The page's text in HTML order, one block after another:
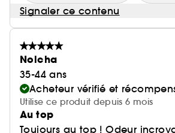
Signaler ce contenu
Nolcha
35-44 ans
Acheteur vérifié et
Utilise ce produit depuis 6 mois
Au top
Toujours au top ! Odeur